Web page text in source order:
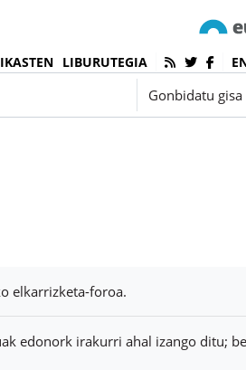
IKASTEN LIBURUTEGIA
Gonbidatu
elkarrizketa-foroa.
edonork irakurri ahal izango ditu;